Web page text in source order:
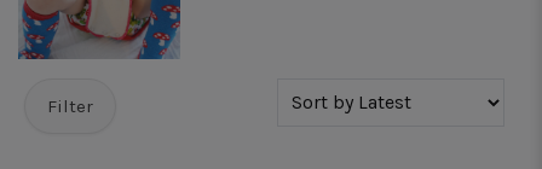
Filter